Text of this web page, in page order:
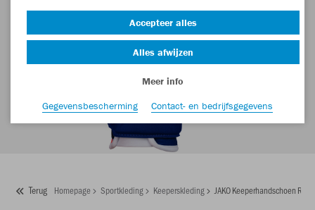
Terug Homepage Sportkleding Keeperskleding JAKO Keeperhandschoen River
Accepteer alles
Alles afwijzen
Meer info
Gegevensbescherming
Contact- en bedrijfsgegevens